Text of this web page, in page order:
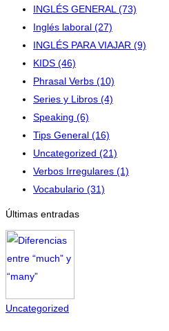
INGLÉS GENERAL(73)
Inglés laboral (27)
INGLÉS PARA VIAJAR (9)
KIDS (46)
Phrasal Verbs (10)
Series y Libros (4)
Speaking (6)
Tips General (16)
Uncategorized (21)
Verbos Irregulares (1)
Vocabulario (31)
Últimas entradas
Uncategorized